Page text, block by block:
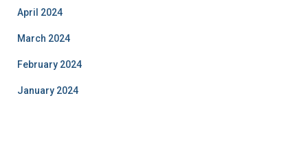
April 2024
March 2024
February 2024
January 2024